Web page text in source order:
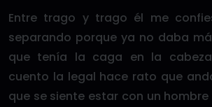
Entre trago y trago él me
separando porque ya no daba
que tenía la caga en la
cuento la legal hace rato que
que se siente estar con un